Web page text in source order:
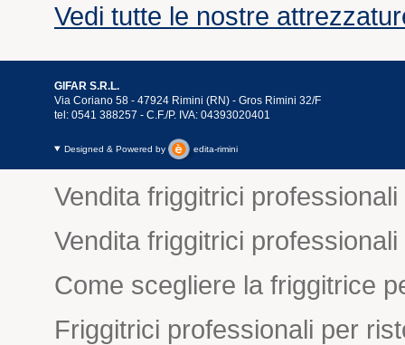
Vedi tutte le nostre
GIFAR S.R.L.
Via Coriano 58 - 47924 Rimini (RN) - Gros Rimini 32/F
tel: 0541 388257 - C.F./P. IVA: 04393020401
Designed & Powered by edita-rimini
Vendita friggitrici
Vendita friggitrici
Come scegliere la friggitrice
Friggitrici professionali per